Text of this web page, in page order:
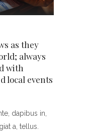
as they
always
with
local events
dapibus in,
a, tellus.